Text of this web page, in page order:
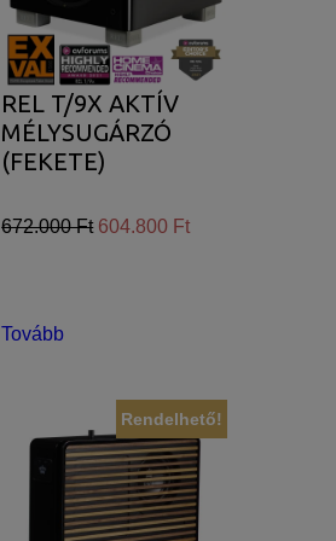
REL T/9X AKTÍV
MÉLYSUGÁRZÓ
(FEKETE)
672.000 Ft 604.800 Ft
Tovább
Rendelhető!